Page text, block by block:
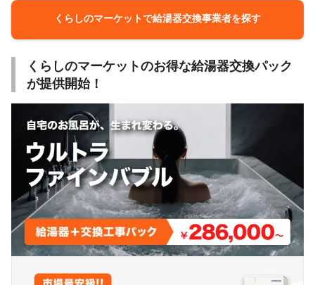
くらしのマーケットで給湯器交換事業者を探す
くらしのマーケットのお得な給湯器交換パック
が提供開始！